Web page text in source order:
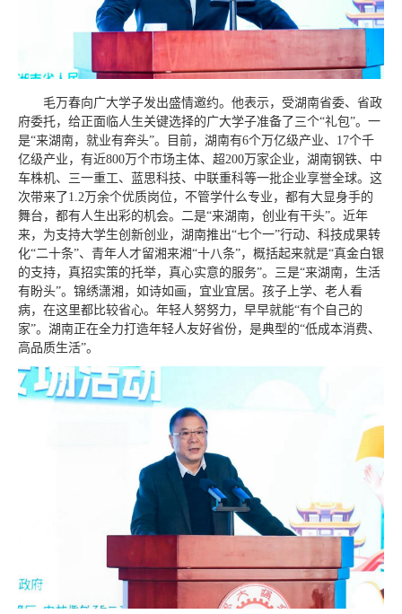
毛万春向广大学子发出盛情邀约。他表示，受湖南省委、省政
府委托，给正面临人生关键选择的广大学子准备了三个“礼包”。一
是“来湖南，就业有奔头”。目前，湖南有6个万亿级产业、17个千
亿级产业，有近800万个市场主体、超200万家企业，湖南钢铁、中
车株机、三一重工、蓝思科技、中联重科等一批企业享誉全球。这
次带来了1.2万余个优质岗位，不管学什么专业，都有大显身手的
舞台，都有人生出彩的机会。二是“来湖南，创业有干头”。近年
来，为支持大学生创新创业，湖南推出“七个一”行动、科技成果转
化“二十条”、青年人才留湘来湘“十八条”，概括起来就是“真金白银
的支持，真招实策的托举，真心实意的服务”。三是“来湖南，生活
有盼头”。锦绣潇湘，如诗如画，宜业宜居。孩子上学、老人看
病，在这里都比较省心。年轻人努努力，早早就能“有个自己的
家”。湖南正在全力打造年轻人友好省份，是典型的“低成本消费、
高品质生活”。